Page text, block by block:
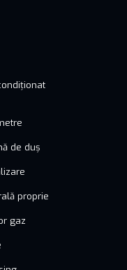
de duș
proprie
gaz